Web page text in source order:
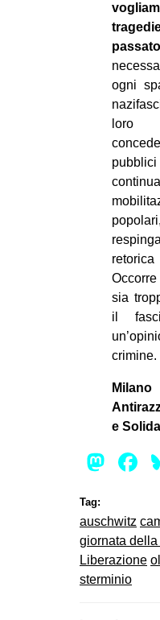
ogni
loro
sia
il
crimine.
e
Tag:
auschwitz
giornata della
Liberazione
sterminio